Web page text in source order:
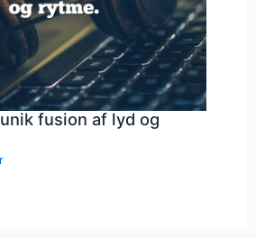
fusion af lyd og